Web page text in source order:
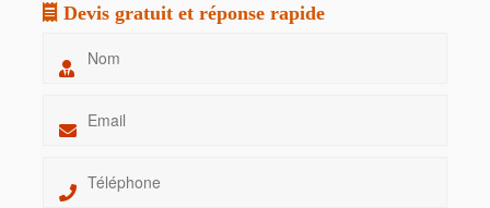
Devis gratuit et réponse rapide